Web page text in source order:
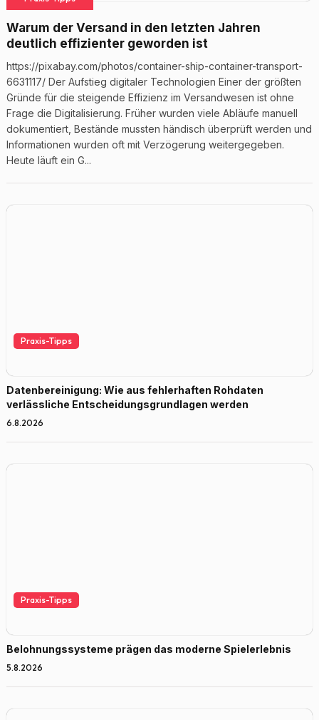
Warum der Versand in den letzten Jahren
deutlich effizienter geworden ist
https://pixabay.com/photos/container-ship-container-transport-
6631117/ Der Aufstieg digitaler Technologien Einer der größten
Gründe für die steigende Effizienz im Versandwesen ist ohne
Frage die Digitalisierung. Früher wurden viele Abläufe manuell
dokumentiert, Bestände mussten händisch überprüft werden und
Informationen wurden oft mit Verzögerung weitergegeben.
Heute läuft ein G...
Praxis-Tipps
Datenbereinigung: Wie aus fehlerhaften Rohdaten
verlässliche Entscheidungsgrundlagen werden
6.8.2026
Praxis-Tipps
Belohnungssysteme prägen das moderne Spielerlebnis
5.8.2026